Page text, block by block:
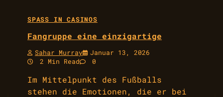
SPASS IN CASINOS
Fangruppe eine einzigartige
Sahar Murray
Januar 13, 2026
2 Min Read
0
Im Mittelpunkt des Fußballs
stehen die Emotionen, die er bei